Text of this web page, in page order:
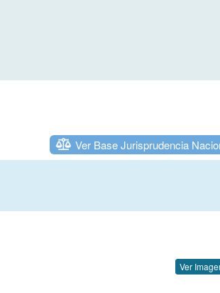
Ver Base Jurisprudencia
Ver